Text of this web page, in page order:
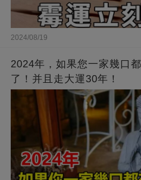
2024/08/19
2024年，如果您一家幾口
了！并且走大運30年！